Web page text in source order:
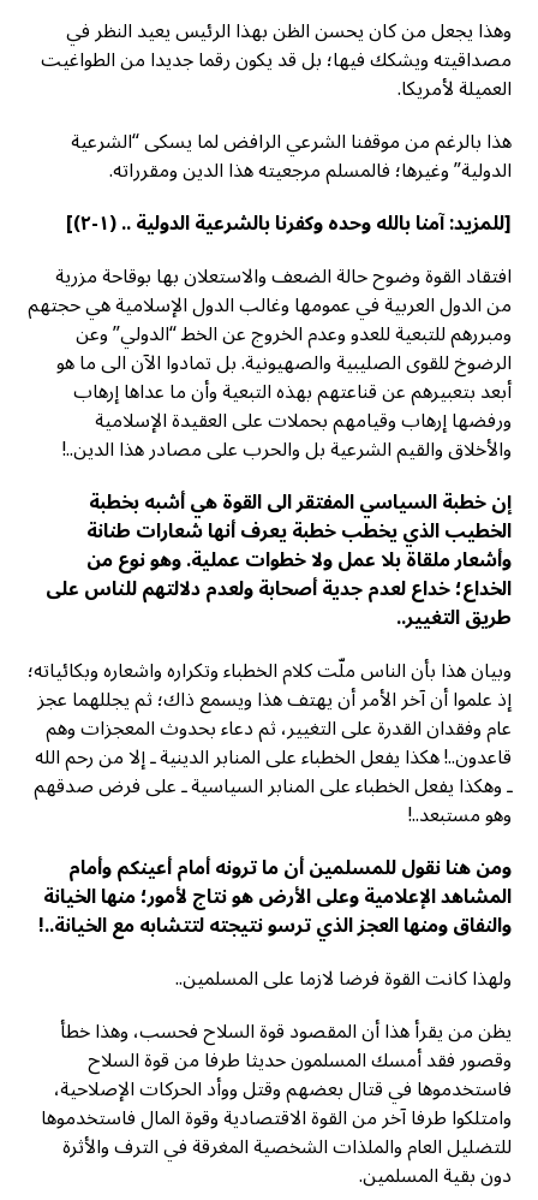
وهذا يجعل من كان يحسن الظن بهذا الرئيس يعيد النظر في
مصداقيته ويشكك فيها؛ بل قد يكون رقما جديدا من الطواغيت
العميلة لأمريكا.
هذا بالرغم من موقفنا الشرعي الرافض لما يسكى “الشرعية
الدولية” وغيرها؛ فالمسلم مرجعيته هذا الدين ومقرراته.
[للمزيد:آمنا بالله وحده وكفرنا بالشرعية الدولية .. (١-٢)
]
افتقاد القوة وضوح حالة الضعف والاستعلان بها بوقاحة مزرية
من الدول العربية في عمومها وغالب الدول الإسلامية هي حجتهم
ومبررهم للتبعية للعدو وعدم الخروج عن الخط “الدولي” وعن
الرضوخ للقوى الصليبية والصهيونية. بل تمادوا الآن الى ما هو
أبعد بتعبيرهم عن قناعتهم بهذه التبعية وأن ما عداها إرهاب
ورفضها إرهاب وقيامهم بحملات على العقيدة الإسلامية
والأخلاق والقيم الشرعية بل والحرب على مصادر هذا الدين..!
إن خطبة السياسي المفتقر الى القوة هي أشبه بخطبة
الخطيب الذي يخطب خطبة يعرف أنها شعارات طنانة
وأشعار ملقاة بلا عمل ولا خطوات عملية. وهو نوع من
الخداع؛ خداع لعدم جدية أصحابة ولعدم دلالتهم للناس على
طريق التغيير..
وبيان هذا بأن الناس ملّت كلام الخطباء وتكراره واشعاره وبكائياته؛
إذ علموا أن آخر الأمر أن يهتف هذا ويسمع ذاك؛ ثم يجللهما عجز
عام وفقدان القدرة على التغيير، ثم دعاء بحدوث المعجزات وهم
قاعدون..! هكذا يفعل الخطباء على المنابر الدينية ـ إلا من رحم الله
ـ وهكذا يفعل الخطباء على المنابر السياسية ـ على فرض صدقهم
وهو مستبعد..!
ومن هنا نقول للمسلمين أن ما ترونه أمام أعينكم وأمام
المشاهد الإعلامية وعلى الأرض هو نتاج لأمور؛ منها الخيانة
والنفاق ومنها العجز الذي ترسو نتيجته لتتشابه مع الخيانة..!
ولهذا كانت القوة فرضا لازما على المسلمين..
يظن من يقرأ هذا أن المقصود قوة السلاح فحسب، وهذا خطأ
وقصور فقد أمسك المسلمون حديثا طرفا من قوة السلاح
فاستخدموها في قتال بعضهم وقتل ووأد الحركات الإصلاحية،
وامتلكوا طرفا آخر من القوة الاقتصادية وقوة المال فاستخدموها
للتضليل العام والملذات الشخصية المغرقة في الترف والأثرة
دون بقية المسلمين.